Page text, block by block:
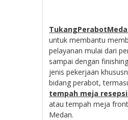
untuk membantu
pelayanan mulai dari
sampai dengan
jenis pekerjaan
bidang perabot,
tempah meja
atau tempah meja
Medan.